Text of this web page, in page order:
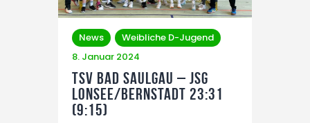
News
Weibliche D-Jugend
8. Januar 2024
TSV Bad Saulgau – JSG
Lonsee/Bernstadt 23:31
(9:15)